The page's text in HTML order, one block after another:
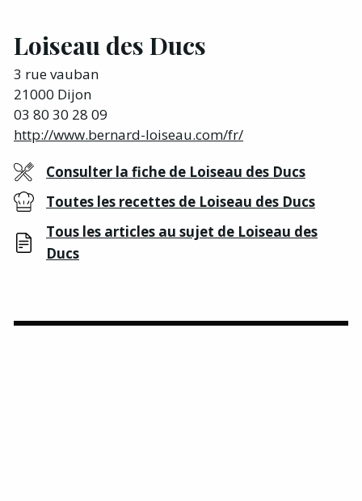
Loiseau des Ducs
3 rue vauban
21000 Dijon
03 80 30 28 09
http://www.bernard-loiseau.com/fr/
Consulter la fiche de Loiseau des Ducs
Toutes les recettes de Loiseau des Ducs
Tous les articles au sujet de Loiseau des
Ducs